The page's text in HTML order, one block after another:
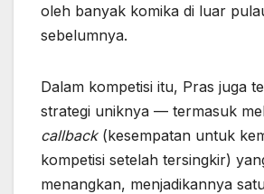
oleh banyak komika di luar
sebelumnya.
Dalam kompetisi itu, Pras juga
strategi uniknya — termasuk
callback(kesempatan untuk
kompetisi setelah tersingkir)
menangkan, menjadikannya